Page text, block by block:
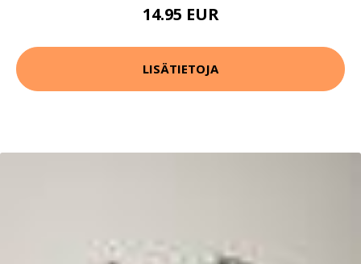
14.95 EUR
LISÄTIETOJA